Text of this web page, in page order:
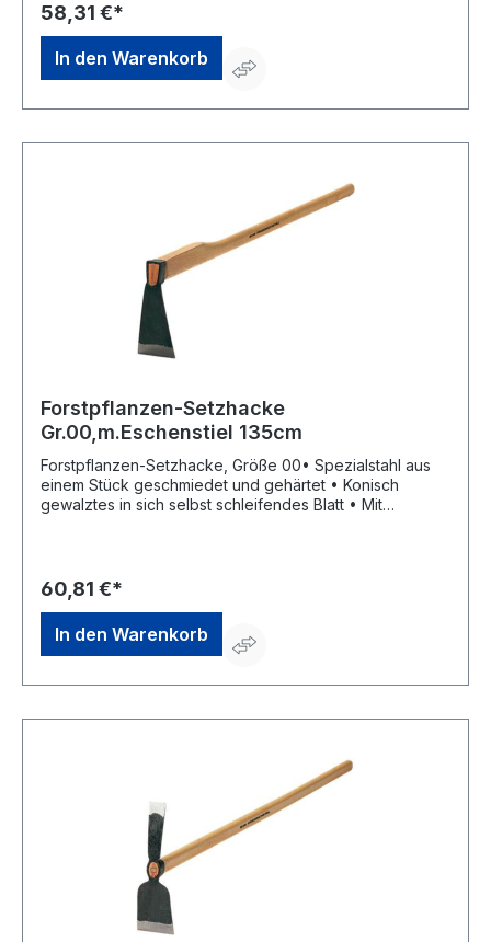
58,31 €*
In den Warenkorb
Forstpflanzen-Setzhacke
Gr.00,m.Eschenstiel 135cm
Forstpflanzen-Setzhacke, Größe 00• Spezialstahl aus
einem Stück geschmiedet und gehärtet • Konisch
gewalztes in sich selbst schleifendes Blatt • Mit
fr.de
60,81 €*
In den Warenkorb